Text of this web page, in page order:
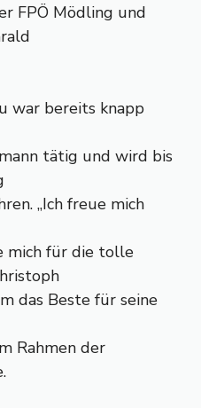
FPÖ Mödling und
war bereits knapp
tätig und wird bis
„Ich freue mich
mich für die tolle
das Beste für seine
Rahmen der